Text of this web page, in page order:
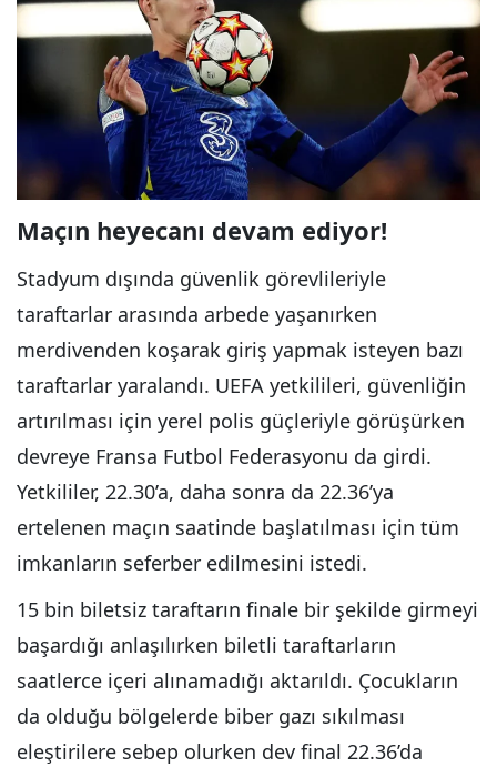
Maçın heyecanı devam ediyor!
Stadyum dışında güvenlik görevlileriyle
taraftarlar arasında arbede yaşanırken
merdivenden koşarak giriş yapmak isteyen bazı
taraftarlar yaralandı. UEFA yetkilileri, güvenliğin
artırılması için yerel polis güçleriyle görüşürken
devreye Fransa Futbol Federasyonu da girdi.
Yetkililer, 22.30’a, daha sonra da 22.36’ya
ertelenen maçın saatinde başlatılması için tüm
imkanların seferber edilmesini istedi.
15 bin biletsiz taraftarın finale bir şekilde girmeyi
başardığı anlaşılırken biletli taraftarların
saatlerce içeri alınamadığı aktarıldı. Çocukların
da olduğu bölgelerde biber gazı sıkılması
eleştirilere sebep olurken dev final 22.36’da